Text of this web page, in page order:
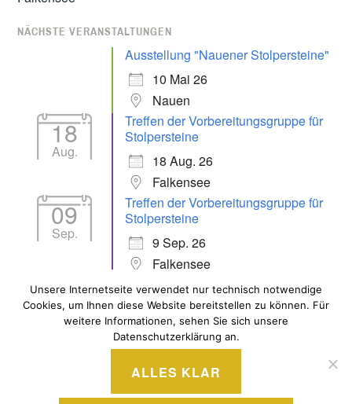
NÄCHSTE VERANSTALTUNGEN
Ausstellung "Nauener Stolpersteine"
10 Mai 26
Nauen
18
Aug.
Treffen der Vorbereitungsgruppe für
Stolpersteine
18 Aug. 26
Falkensee
09
Sep.
Treffen der Vorbereitungsgruppe für
Stolpersteine
9 Sep. 26
Falkensee
ALLE VERANSTALTUNGEN
Unsere Internetseite verwendet nur technisch notwendige
Cookies, um Ihnen diese Website bereitstellen zu können. Für
weitere Informationen, sehen Sie sich unsere
Datenschutzerklärung an.
ALLES KLAR